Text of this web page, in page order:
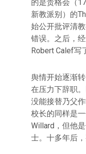
的是贵格会（
新教派别）的
始公开批评清
错误。之后，
Robert Calef写
舆情开始逐渐
在压力下辞职
没能接替乃父
校长的同样是
Willard，但他
士。十多年后